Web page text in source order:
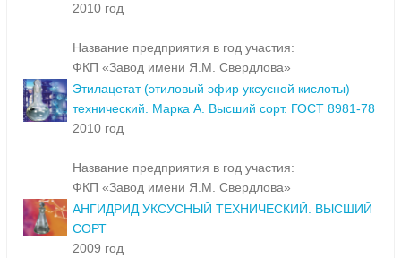
2010 год
Название предприятия в год участия:
ФКП «Завод имени Я.М. Свердлова»
Этилацетат (этиловый эфир уксусной кислоты)
технический. Марка А. Высший сорт. ГОСТ 8981-78
2010 год
Название предприятия в год участия:
ФКП «Завод имени Я.М. Свердлова»
АНГИДРИД УКСУСНЫЙ ТЕХНИЧЕСКИЙ. ВЫСШИЙ
СОРТ
2009 год